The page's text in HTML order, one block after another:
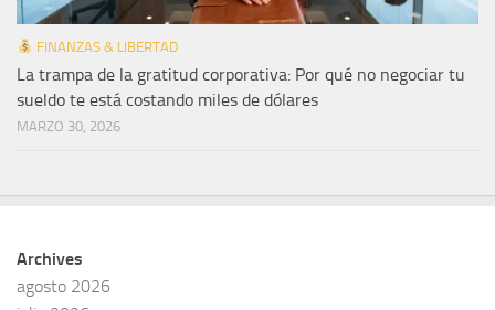
FINANZAS & LIBERTAD
La trampa de la gratitud corporativa: Por qué no negociar tu
sueldo te está costando miles de dólares
MARZO 30, 2026
Archives
agosto 2026